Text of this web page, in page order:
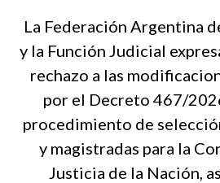
La Federación Argentina
y la Función Judicial
rechazo a las
por el Decreto 467/
procedimiento de
y magistradas para la
Justicia de la Nación,